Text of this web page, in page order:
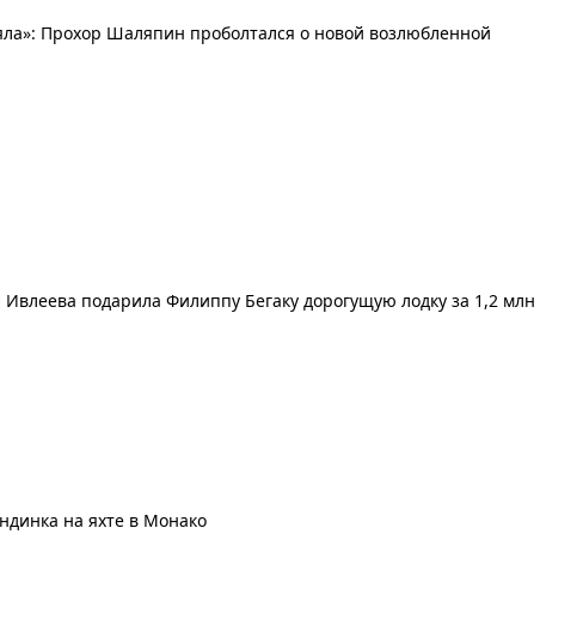
Прохор Шаляпин проболтался о новой возлюбленной
подарила Филиппу Бегаку дорогущую лодку за 1,2 млн
на яхте в Монако